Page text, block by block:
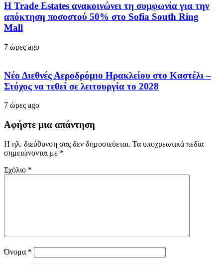
Η Trade Estates ανακοινώνει τη συμφωνία για την
απόκτηση ποσοστού 50% στο Sofia South Ring
Mall
7 ώρες ago
Νέο Διεθνές Αεροδρόμιο Ηρακλείου στο Καστέλι –
Στόχος να τεθεί σε λειτουργία το 2028
7 ώρες ago
Αφήστε μια απάντηση
Η ηλ. διεύθυνση σας δεν δημοσιεύεται. Τα υποχρεωτικά πεδία
σημειώνονται με *
Σχόλιο *
Όνομα *